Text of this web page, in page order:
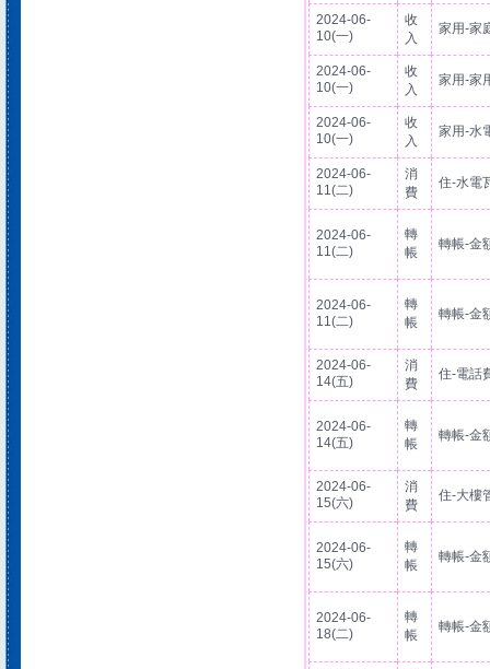
2024-06-
10(一)
收
入
家用-家
2024-06-
10(一)
收
入
家用-家
2024-06-
10(一)
收
入
家用-水
2024-06-
11(二)
消
費
住-水電
2024-06-
11(二)
轉
帳
轉帳-金
2024-06-
11(二)
轉
帳
轉帳-金
2024-06-
14(五)
消
費
住-電話
2024-06-
14(五)
轉
帳
轉帳-金
2024-06-
15(六)
消
費
住-大樓
2024-06-
15(六)
轉
帳
轉帳-金
2024-06-
18(二)
轉
帳
轉帳-金